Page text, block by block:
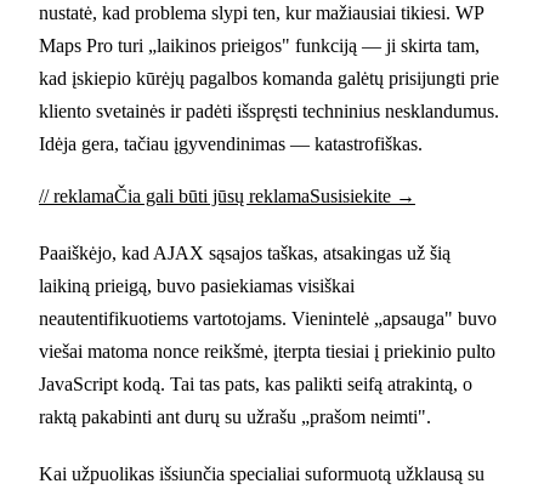
nustatė, kad problema slypi ten, kur mažiausiai tikiesi. WP
Maps Pro turi „laikinos prieigos" funkciją — ji skirta tam,
kad įskiepio kūrėjų pagalbos komanda galėtų prisijungti prie
kliento svetainės ir padėti išspręsti techninius nesklandumus.
Idėja gera, tačiau įgyvendinimas — katastrofiškas.
// reklamaČia gali būti jūsų reklamaSusisiekite →
Paaiškėjo, kad AJAX sąsajos taškas, atsakingas už šią
laikiną prieigą, buvo pasiekiamas visiškai
neautentifikuotiems vartotojams. Vienintelė „apsauga" buvo
viešai matoma nonce reikšmė, įterpta tiesiai į priekinio pulto
JavaScript kodą. Tai tas pats, kas palikti seifą atrakintą, o
raktą pakabinti ant durų su užrašu „prašom neimti".
Kai užpuolikas išsiunčia specialiai suformuotą užklausą su